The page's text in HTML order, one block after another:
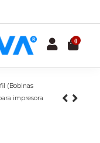
0
(Bobinas
impresora